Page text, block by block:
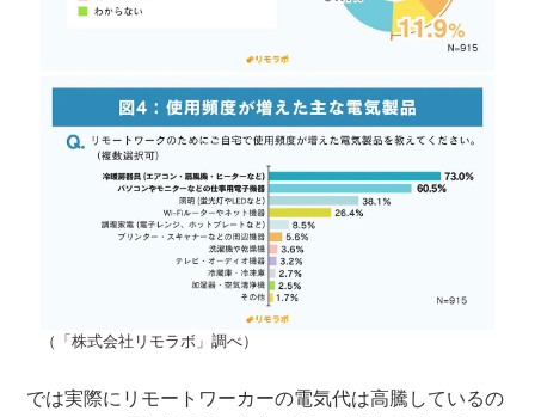
（「株式会社リモラボ」調べ）
では実際にリモートワーカーの電気代は高騰しているの